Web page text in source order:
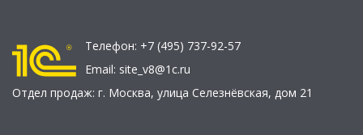
Телефон: +7 (495) 737-92-57
Email: site_v8@1c.ru
Отдел продаж: г. Москва, улица Селезнёвская, дом 21